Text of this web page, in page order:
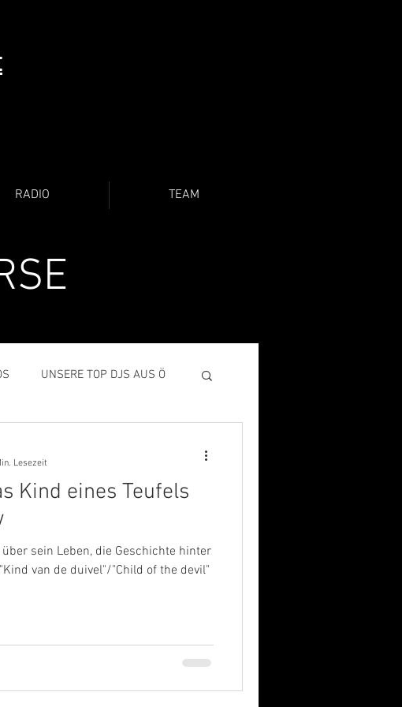
RADIO TEAM
UNSERE TOP DJS AUS Ö
Kind eines Teufels
sein Leben, die Geschichte hinter
van de duivel"/"Child of the devil"
Lesezeit